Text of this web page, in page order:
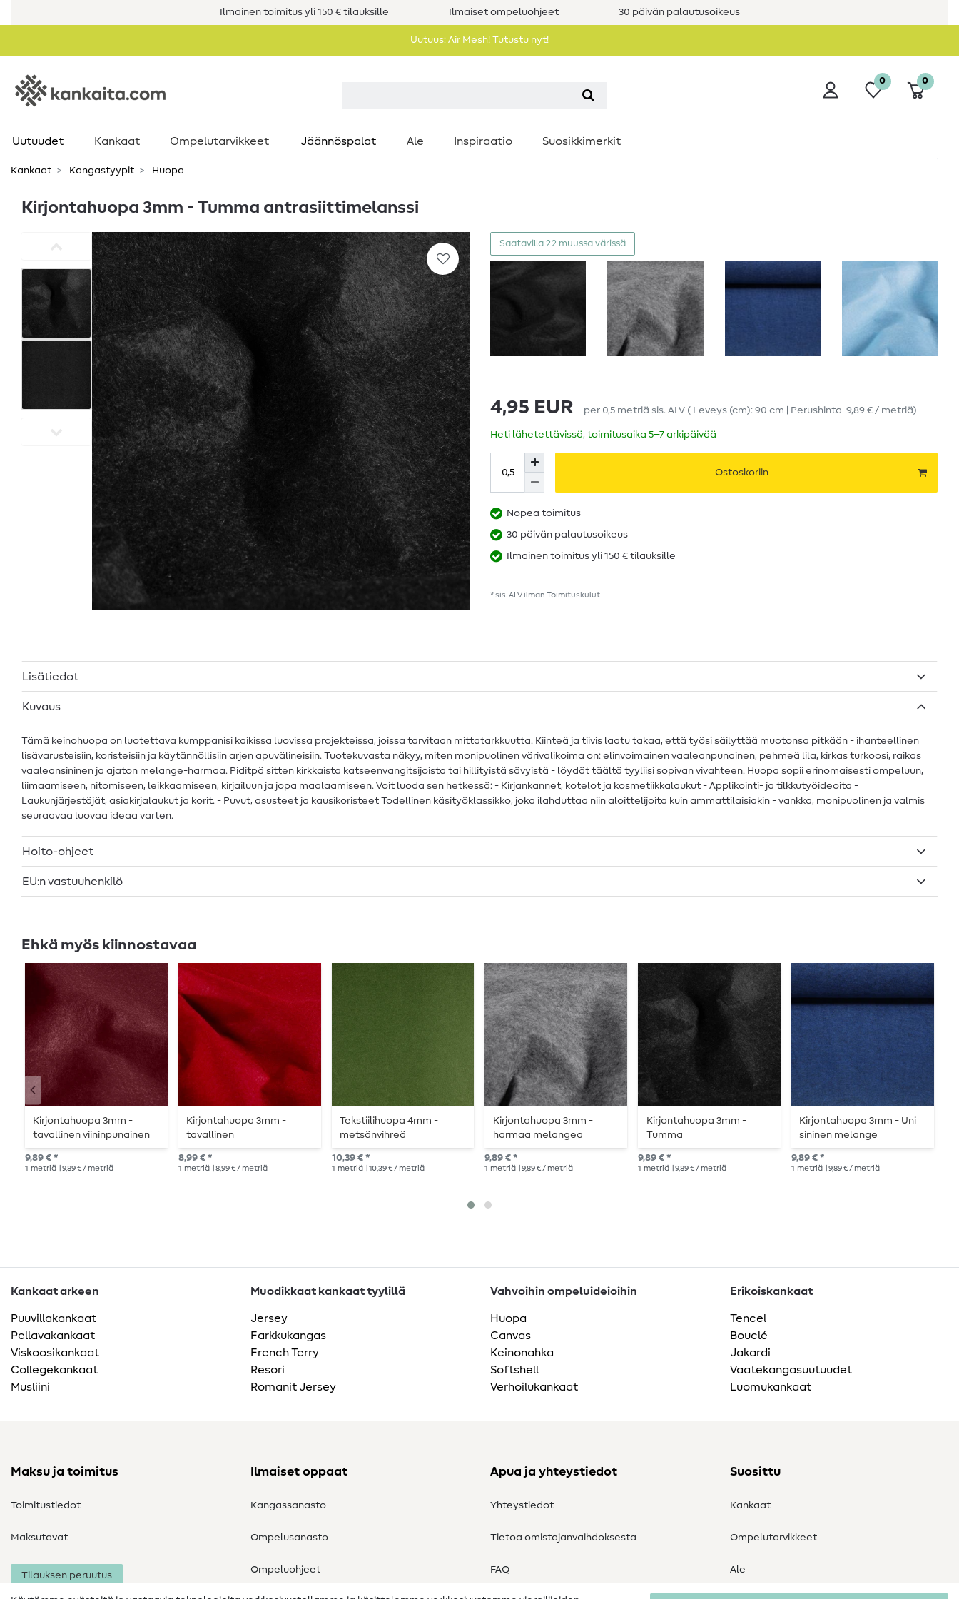
Ilmainen toimitus yli 150 € tilauksille Ilmaiset ompeluohjeet 30 päivän palautusoikeus
Uutuus: Air Mesh! Tutustu nyt!
0 0
Uutuudet Kankaat Ompelutarvikkeet Jäännöspalat Ale Inspiraatio Suosikkimerkit
Kankaat Kangastyypit Huopa
Kirjontahuopa 3mm - Tumma antrasiittimelanssi
Saatavilla 22 muussa värissä
4,95 EUR per 0,5 metriä sis. ALV ( Leveys (cm): 90 cm | Perushinta 9,89 € / metriä)
Heti lähetettävissä, toimitusaika 5–7 arkipäivää
Ostoskoriin
Nopea toimitus
30 päivän palautusoikeus
Ilmainen toimitus yli 150 € tilauksille
* sis. ALV ilman Toimituskulut
Lisätiedot
Kuvaus
Tämä keinohuopa on luotettava kumppanisi kaikissa luovissa projekteissa, joissa tarvitaan mittatarkkuutta. Kiinteä ja tiivis laatu takaa, että työsi säilyttää muotonsa pitkään - ihanteellinen
lisävarusteisiin, koristeisiin ja käytännöllisiin arjen apuvälineisiin. Tuotekuvasta näkyy, miten monipuolinen värivalikoima on: elinvoimainen vaaleanpunainen, pehmeä lila, kirkas turkoosi, raikas
vaaleansininen ja ajaton melange-harmaa. Piditpä sitten kirkkaista katseenvangitsijoista tai hillityistä sävyistä - löydät täältä tyyliisi sopivan vivahteen. Huopa sopii erinomaisesti ompeluun,
liimaamiseen, nitomiseen, leikkaamiseen, kirjailuun ja jopa maalaamiseen. Voit luoda sen hetkessä: - Kirjankannet, kotelot ja kosmetiikkalaukut - Applikointi- ja tilkkutyöideoita -
Laukunjärjestäjät, asiakirjalaukut ja korit. - Puvut, asusteet ja kausikoristeet Todellinen käsityöklassikko, joka ilahduttaa niin aloittelijoita kuin ammattilaisiakin - vankka, monipuolinen ja valmis
seuraavaa luovaa ideaa varten.
Hoito-ohjeet
EU:n vastuuhenkilö
Ehkä myös kiinnostavaa
Kirjontahuopa 3mm -
tavallinen viininpunainen
9,89 € *
1 metriä | 9,89 € / metriä
Kirjontahuopa 3mm -
tavallinen
tomaatinpunainen
8,99 € *
1 metriä | 8,99 € / metriä
Tekstiilihuopa 4mm -
metsänvihreä
10,39 € *
1 metriä | 10,39 € / metriä
Kirjontahuopa 3mm -
harmaa melangea
9,89 € *
1 metriä | 9,89 € / metriä
Kirjontahuopa 3mm -
Tumma
antrasiittimelanssi
9,89 € *
1 metriä | 9,89 € / metriä
Kirjontahuopa 3mm - Uni
sininen melange
9,89 € *
1 metriä | 9,89 € / metriä
Kankaat arkeen
Puuvillakankaat
Pellavakankaat
Viskoosikankaat
Collegekankaat
Musliini
Muodikkaat kankaat tyylillä
Jersey
Farkkukangas
French Terry
Resori
Romanit Jersey
Vahvoihin ompeluideioihin
Huopa
Canvas
Keinonahka
Softshell
Verhoilukankaat
Erikoiskankaat
Tencel
Bouclé
Jakardi
Vaatekangasuutuudet
Luomukankaat
Maksu ja toimitus
Toimitustiedot
Maksutavat
Tilauksen peruutus
Ilmaiset oppaat
Kangassanasto
Ompelusanasto
Ompeluohjeet
Apua ja yhteystiedot
Yhteystiedot
Tietoa omistajanvaihdoksesta
FAQ
Suosittu
Kankaat
Ompelutarvikkeet
Ale